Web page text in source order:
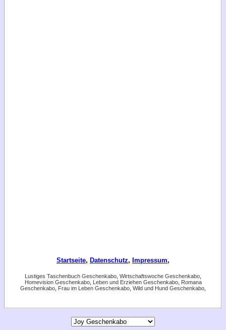
Startseite, Datenschutz, Impressum,
Lustiges Taschenbuch Geschenkabo Wirtschaftswoche Geschenkabo
Homevision Geschenkabo, Leben und Erziehen Geschenkabo,
Romana
Geschenkabo
Frau im Leben Geschenkabo Wild und Hund Geschenkabo